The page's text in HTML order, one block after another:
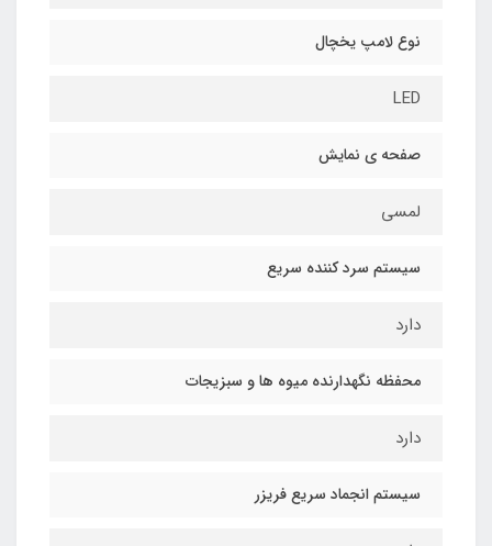
نوع لامپ یخچال
LED
صفحه ی نمایش
لمسی
سیستم سرد کننده سریع
دارد
محفظه نگهدارنده میوه ها و سبزیجات
دارد
سيستم انجماد سريع فريزر